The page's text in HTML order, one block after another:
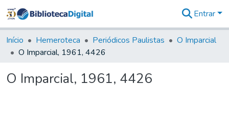
&
Coleções
Tudo na
Digital
Entrar
Início Hemeroteca Periódicos Paulistas
O Imparcial
O Imparcial, 1961, 4426
O Imparcial, 1961, 4426